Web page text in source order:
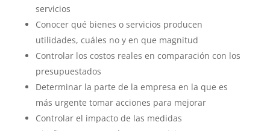
servicios
Conocer qué bienes o servicios producen
utilidades, cuáles no y en que magnitud
Controlar los costos reales en comparación con los
presupuestados
Determinar la parte de la empresa en la que es
más urgente tomar acciones para mejorar
Controlar el impacto de las medidas